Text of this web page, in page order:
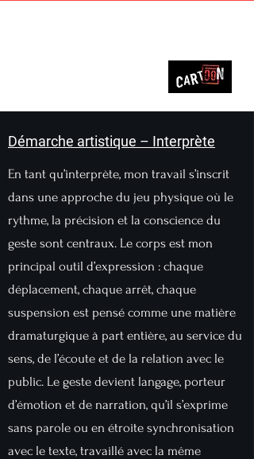
Démarche artistique – Interprète
En tant qu’interprète, mon travail s’inscrit
dans une approche du jeu physique où le
rythme, la précision et la conscience du
geste sont centraux. Le corps est mon
principal outil d’expression : chaque
déplacement, chaque arrêt, chaque
suspension est pensé comme une matière
dramaturgique à part entière, au service du
sens, de l’écoute et de la relation avec le
public. Le geste devient langage, porteur
d’émotion et de narration, qu’il s’exprime
sans parole ou en étroite synchronisation
avec le texte, travaillé avec la même